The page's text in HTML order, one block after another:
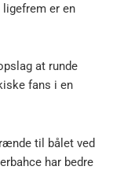
ligefrem er en
at runde
fans i en
til bålet ved
har bedre